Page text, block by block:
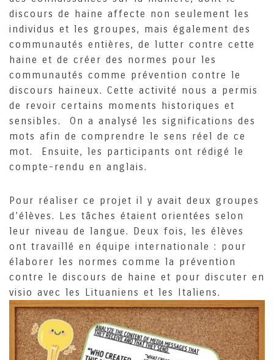
discours de haine affecte non seulement les
individus et les groupes, mais également des
communautés entières, de lutter contre cette
haine et de créer des normes pour les
communautés comme prévention contre le
discours haineux. Cette activité nous a permis
de revoir certains moments historiques et
sensibles. On a analysé les significations des
mots afin de comprendre le sens réel de ce
mot. Ensuite, les participants ont rédigé le
compte-rendu en anglais.
Pour réaliser ce projet il y avait deux groupes
d’élèves. Les tâches étaient orientées selon
leur niveau de langue. Deux fois, les élèves
ont travaillé en équipe internationale : pour
élaborer les normes comme la prévention
contre le discours de haine et pour discuter en
visio avec les Lituaniens et les Italiens.